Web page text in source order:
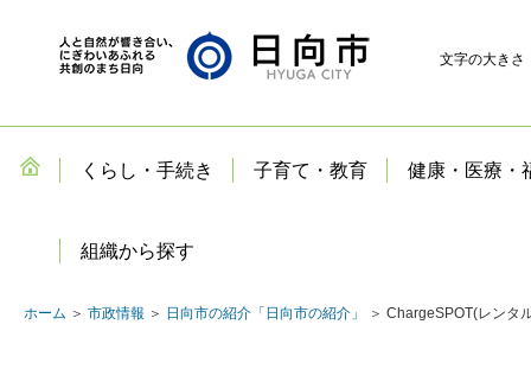
文字の大きさ
くらし・手続き 子育て・教育 健康・医療・
組織から探す
ホーム ＞ 市政情報 ＞ 日向市の紹介「日向市の紹介」 ＞ ChargeSPOT(レンタ